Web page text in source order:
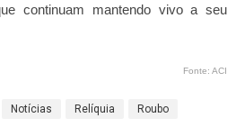
continuam mantendo vivo a seu
Fonte: ACI
Notícias Relíquia Roubo